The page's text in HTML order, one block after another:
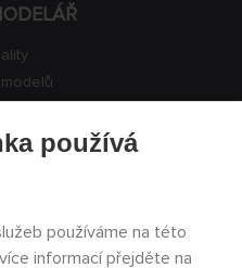
používá
používáme na této
informací přejděte na